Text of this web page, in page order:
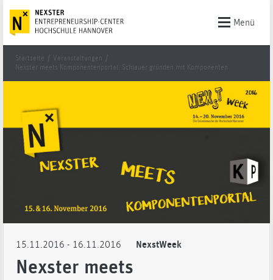
Menü
Startseite / Veranstaltungen
/
Nexster meets Komponentenportal: Schlauer gründen mit Komponenten
15.11.2016 - 16.11.2016 NexstWeek
Nexster meets